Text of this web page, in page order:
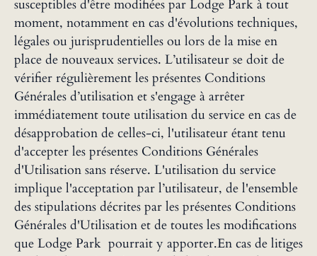
susceptibles d'être modifiées par Lodge Park à tout
moment, notamment en cas d'évolutions techniques,
légales ou jurisprudentielles ou lors de la mise en
place de nouveaux services. L’utilisateur se doit de
vérifier régulièrement les présentes Conditions
Générales d’utilisation et s'engage à arrêter
immédiatement toute utilisation du service en cas de
désapprobation de celles-ci, l'utilisateur étant tenu
d'accepter les présentes Conditions Générales
d'Utilisation sans réserve. L'utilisation du service
implique l'acceptation par l’utilisateur, de l'ensemble
des stipulations décrites par les présentes Conditions
Générales d'Utilisation et de toutes les modifications
que Lodge Park pourrait y apporter.En cas de litiges